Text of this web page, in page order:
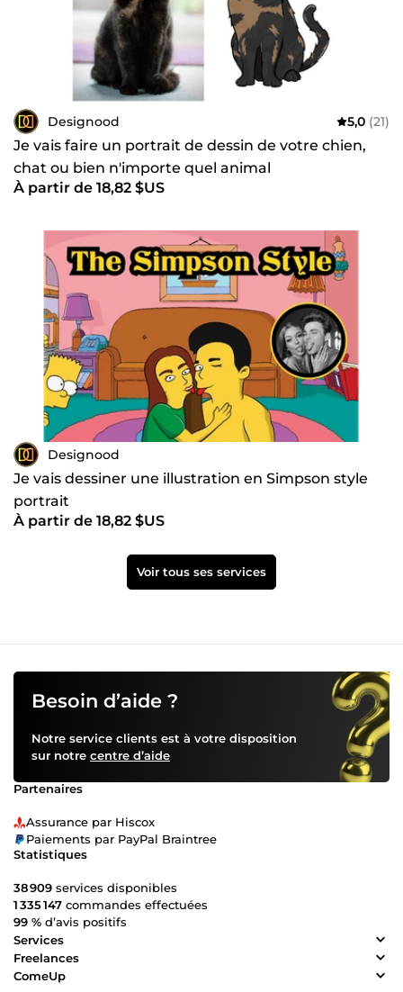
Designood 5,0 (21)
Je vais faire un portrait de dessin de votre chien,
chat ou bien n'importe quel animal
À partir de 18,82 $US
Designood
Je vais dessiner une illustration en Simpson style
portrait
À partir de 18,82 $US
Voir tous ses services
Besoin d’aide ?
Notre service clients est à votre disposition
sur notre centre d’aide
Partenaires
Assurance par Hiscox
Paiements par PayPal Braintree
Statistiques
38 909 services disponibles
1 335 147 commandes effectuées
99 % d’avis positifs
Services
Freelances
ComeUp